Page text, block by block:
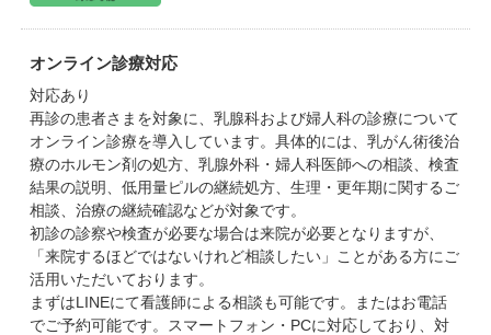
オンライン診療対応
対応あり
再診の患者さまを対象に、乳腺科および婦人科の診療について
オンライン診療を導入しています。具体的には、乳がん術後治
療のホルモン剤の処方、乳腺外科・婦人科医師への相談、検査
結果の説明、低用量ピルの継続処方、生理・更年期に関するご
相談、治療の継続確認などが対象です。
初診の診察や検査が必要な場合は来院が必要となりますが、
「来院するほどではないけれど相談したい」ことがある方にご
活用いただいております。
まずはLINEにて看護師による相談も可能です。またはお電話
でご予約可能です。スマートフォン・PCに対応しており、対